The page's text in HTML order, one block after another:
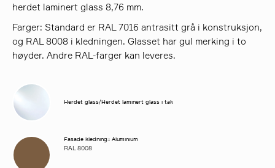
herdet laminert glass 8,76 mm.
Farger: Standard er RAL 7016 antrasitt grå i konstruksjon,
og RAL 8008 i kledningen. Glasset har gul merking i to
høyder. Andre RAL-farger kan leveres.
Herdet glass/Herdet laminert glass i tak
Fasade kledning:: Aluminium
RAL 8008